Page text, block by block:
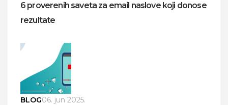
6 proverenih saveta za email naslove koji donose
rezultate
BLOG06. jun 2025.